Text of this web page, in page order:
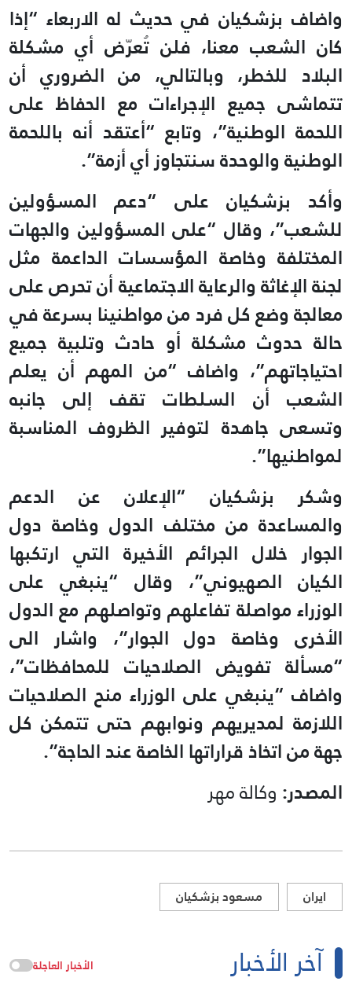
واضاف بزشكيان في حديث له الاربعاء “إذا
كان الشعب معنا، فلن تُعرّض أي مشكلة
البلاد للخطر، وبالتالي، من الضروري أن
تتماشى جميع الإجراءات مع الحفاظ على
اللحمة الوطنية”، وتابع “أعتقد أنه باللحمة
الوطنية والوحدة سنتجاوز أي أزمة”.
وأكد بزشكيان على “دعم المسؤولين
للشعب”، وقال “على المسؤولين والجهات
المختلفة وخاصة المؤسسات الداعمة مثل
لجنة الإغاثة والرعاية الاجتماعية أن تحرص على
معالجة وضع كل فرد من مواطنينا بسرعة في
حالة حدوث مشكلة أو حادث وتلبية جميع
احتياجاتهم”، واضاف “من المهم أن يعلم
الشعب أن السلطات تقف إلى جانبه
وتسعى جاهدة لتوفير الظروف المناسبة
لمواطنيها”.
وشكر بزشكيان “الإعلان عن الدعم
والمساعدة من مختلف الدول وخاصة دول
الجوار خلال الجرائم الأخيرة التي ارتكبها
الكيان الصهيوني”، وقال “ينبغي على
الوزراء مواصلة تفاعلهم وتواصلهم مع الدول
الأخرى وخاصة دول الجوار”، واشار الى
“مسألة تفويض الصلاحيات للمحافظات”،
واضاف “ينبغي على الوزراء منح الصلاحيات
اللازمة لمديريهم ونوابهم حتى تتمكن كل
جهة من اتخاذ قراراتها الخاصة عند الحاجة”.
المصدر: وكالة مهر
ايران مسعود بزشكيان
آخر الأخبار الأخبار العاجلة